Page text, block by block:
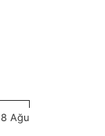
8 Ağu